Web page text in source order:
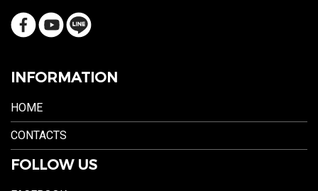
INFORMATION
HOME
CONTACTS
FOLLOW US